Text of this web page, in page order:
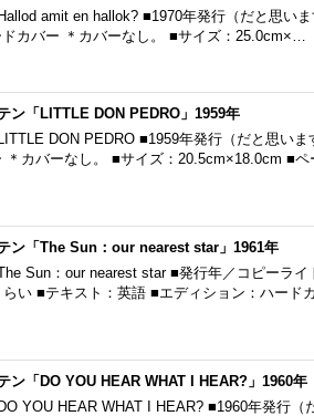
amit en hallok? ■1970年発行（だと思い
ドカバー ＊カバーなし。 ■サイズ：25.0cm×…
ン「LITTLE DON PEDRO」1959年
DON PEDRO ■1959年発行（だと思い
＊カバーなし。 ■サイズ：20.5cm×18.0cm ■
ン「The Sun：our nearest star」1961年
Sun：our nearest star ■発行年／コピーラ
らい ■テキスト：英語 ■エディション：ハード
ン「DO YOU HEAR WHAT I HEAR?」1960年
YOU HEAR WHAT I HEAR? ■1960年発行